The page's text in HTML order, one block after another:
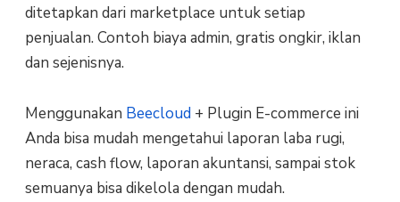
ditetapkan dari marketplace untuk setiap
penjualan. Contoh biaya admin, gratis ongkir, iklan
dan sejenisnya.
Menggunakan Beecloud + Plugin E-commerce ini
Anda bisa mudah mengetahui laporan laba rugi,
neraca, cash flow, laporan akuntansi, sampai stok
semuanya bisa dikelola dengan mudah.